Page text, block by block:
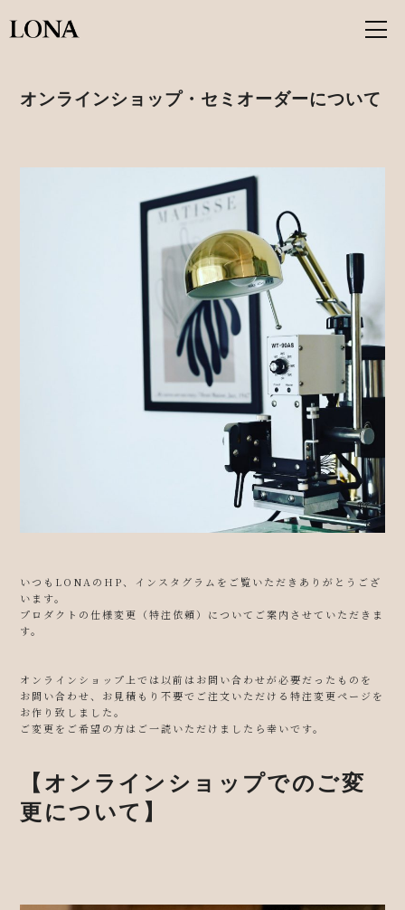
オンラインショップ・セミオーダーについて
いつもLONAのHP、インスタグラムをご覧いただきありがとうござ
います。
プロダクトの仕様変更（特注依頼）についてご案内させていただきま
す。
オンラインショップ上では以前はお問い合わせが必要だったものを
お問い合わせ、お見積もり不要でご注文いただける特注変更ページを
お作り致しました。
ご変更をご希望の方はご一読いただけましたら幸いです。
【オンラインショップでのご変
更について】